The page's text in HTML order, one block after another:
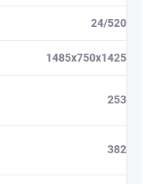
24/520
1485x750x1425
253
382